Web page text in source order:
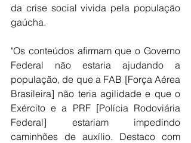
da crise social vivida pela população
gaúcha.
"Os conteúdos afirmam que o Governo
Federal não estaria ajudando a
população, de que a FAB [Força Aérea
Brasileira] não teria agilidade e que o
Exército e a PRF [Polícia Rodoviária
Federal] estariam impedindo
caminhões de auxílio. Destaco com